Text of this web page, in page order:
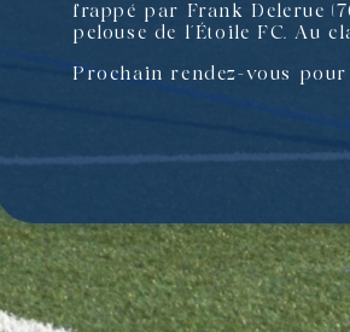
frappé par Frank Delerue
pelouse de l’Étoile FC. Au
Prochain rendez-vous pour